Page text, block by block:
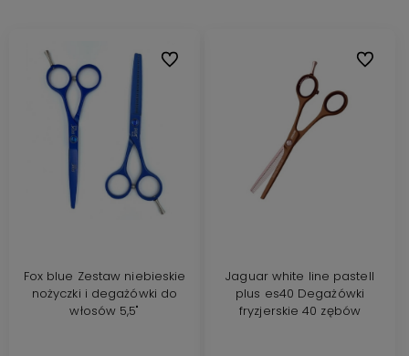
Fox blue Zestaw niebieskie
nożyczki i degażówki do
włosów 5,5"
Do ulubionych
Jaguar white line pastell
plus es40 Degażówki
fryzjerskie 40 zębów
Do